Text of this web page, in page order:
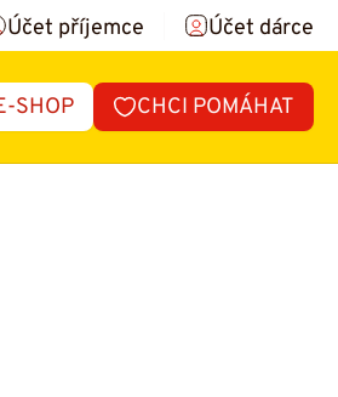
Účet příjemce Účet dárce
SHOP CHCI POMÁHAT